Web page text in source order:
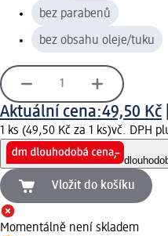
bez parabenů
bez obsahu oleje/tuku
Aktuální cena:49,50 Kč
1 ks (49,50 Kč za 1 ks)vč. DPH
Vložit do košíku
Momentálně není skladem